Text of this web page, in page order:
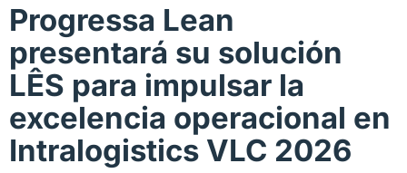
Progressa Lean
presentará su solución
LÊS para impulsar la
excelencia operacional en
Intralogistics VLC 2026